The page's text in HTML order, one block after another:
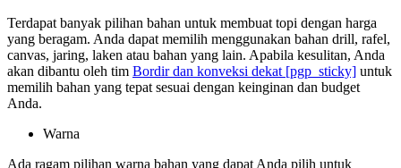
Terdapat banyak pilihan bahan untuk membuat topi dengan harga
yang beragam. Anda dapat memilih menggunakan bahan drill, rafel,
canvas, jaring, laken atau bahan yang lain. Apabila kesulitan, Anda
akan dibantu oleh tim Bordir dan konveksi dekat [pgp_sticky] untuk
memilih bahan yang tepat sesuai dengan keinginan dan budget
Anda.
Warna
Ada ragam pilihan warna bahan yang dapat Anda pilih untuk